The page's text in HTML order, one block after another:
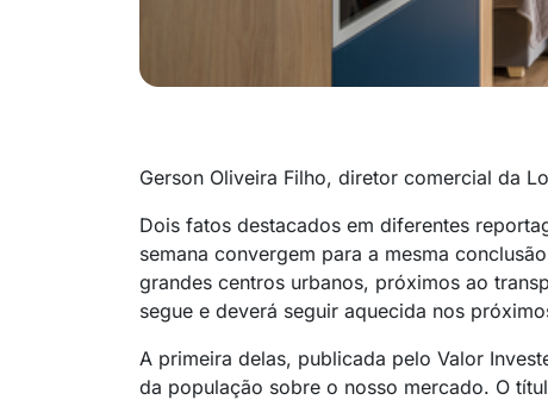
Gerson Oliveira Filho, diretor comercial da
Dois fatos destacados em diferentes
semana convergem para a mesma
grandes centros urbanos, próximos ao
segue e deverá seguir aquecida nos
A primeira delas, publicada pelo Valor
da população sobre o nosso mercado. O